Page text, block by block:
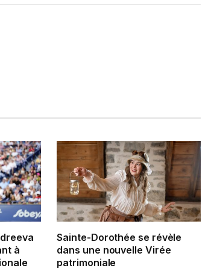
à
Sainte-Dorothée se révèle
dans une nouvelle Virée
patrimoniale